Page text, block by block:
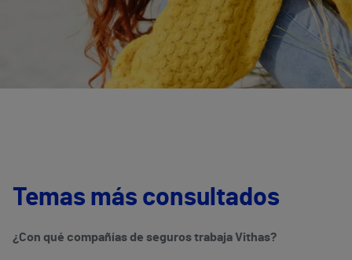
Temas más consultados
¿Con qué compañías de seguros trabaja Vithas?